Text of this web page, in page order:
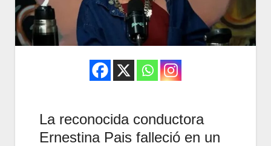
La reconocida conductora
Ernestina Pais falleció en un